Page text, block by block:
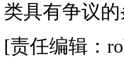
类具有争议
[责任编辑：